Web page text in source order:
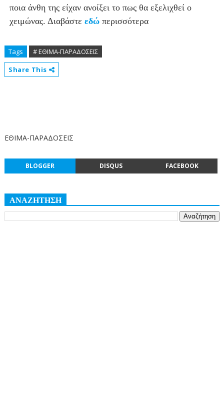
ποια άνθη της είχαν ανοίξει το πως θα εξελιχθεί ο
χειμώνας. Διαβάστε εδώπερισσότερα
Tags
# ΕΘΙΜΑ-ΠΑΡΑΔΟΣΕΙΣ
Share This
ΕΘΙΜΑ-ΠΑΡΑΔΟΣΕΙΣ
BLOGGER DISQUS FACEBOOK
ΑΝΑΖΗΤΗΣΗ